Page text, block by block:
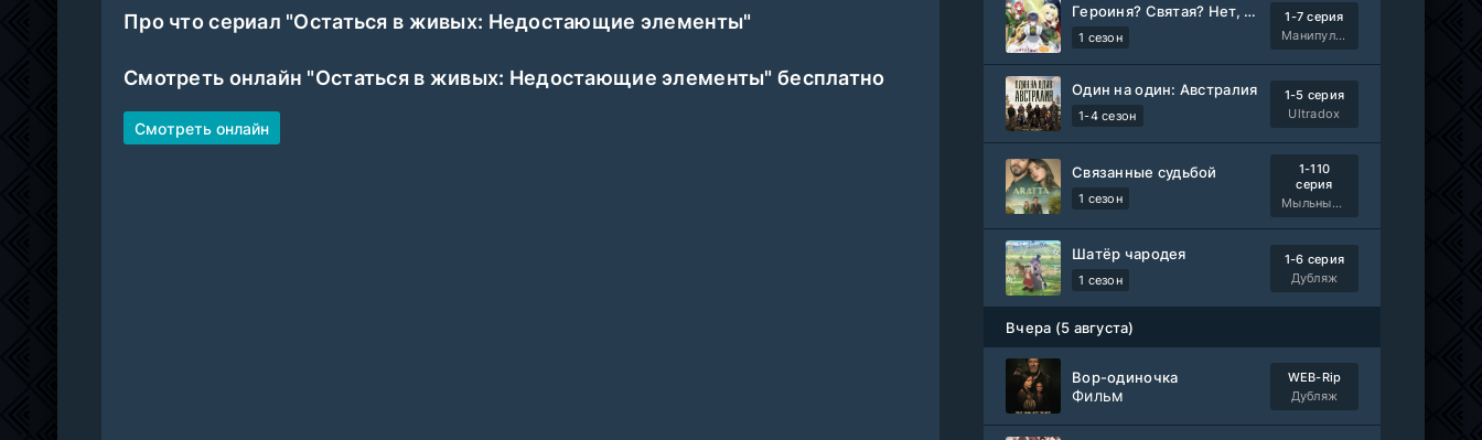
Про что сериал "Остаться в живых: Недостающие элементы"
Смотреть онлайн "Остаться в живых: Недостающие элементы" бесплатно
Смотреть онлайн
Героиня? Святая? Нет, я всемогущая горничная!
1 сезон
1-7 серия
Манипулятор, SubVost, AnimeVost
Один на один: Австралия
1-4 сезон
1-5 серия
Ultradox
Связанные судьбой
1 сезон
1-110
серия
Мыльные оперы Турции, AlisaDirilis, Субтитры
Шатёр чародея
1 сезон
1-6 серия
Дубляж
Вчера (5 августа)
Вор-одиночка
Фильм
WEB-Rip
Дубляж